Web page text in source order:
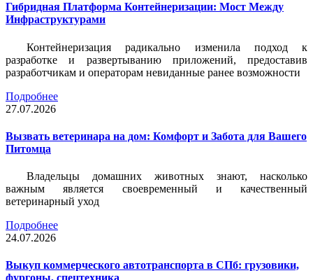
Гибридная Платформа Контейнеризации: Мост Между
Инфраструктурами
Контейнеризация радикально изменила подход к
разработке и развертыванию приложений, предоставив
разработчикам и операторам невиданные ранее возможности
Подробнее
27.07.2026
Вызвать ветеринара на дом: Комфорт и Забота для Вашего
Питомца
Владельцы домашних животных знают, насколько
важным является своевременный и качественный
ветеринарный уход
Подробнее
24.07.2026
Выкуп коммерческого автотранспорта в СПб: грузовики,